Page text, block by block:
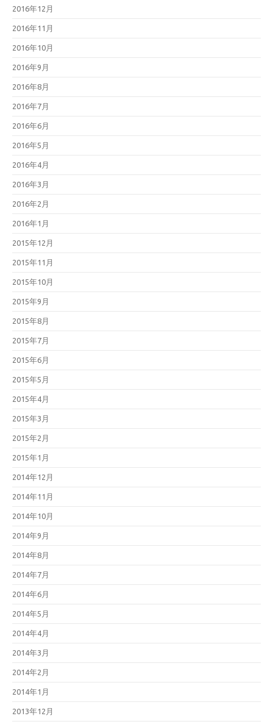
2016年12月
2016年11月
2016年10月
2016年9月
2016年8月
2016年7月
2016年6月
2016年5月
2016年4月
2016年3月
2016年2月
2016年1月
2015年12月
2015年11月
2015年10月
2015年9月
2015年8月
2015年7月
2015年6月
2015年5月
2015年4月
2015年3月
2015年2月
2015年1月
2014年12月
2014年11月
2014年10月
2014年9月
2014年8月
2014年7月
2014年6月
2014年5月
2014年4月
2014年3月
2014年2月
2014年1月
2013年12月